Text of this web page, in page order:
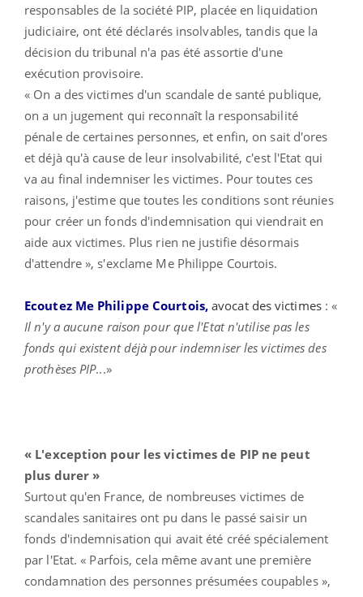
responsables de la société PIP, placée en liquidation
judiciaire, ont été déclarés insolvables, tandis que la
décision du tribunal n'a pas été assortie d'une
exécution provisoire.
« On a des victimes d'un scandale de santé publique,
on a un jugement qui reconnaît la responsabilité
pénale de certaines personnes, et enfin, on sait d'ores
et déjà qu'à cause de leur insolvabilité, c'est l'Etat qui
va au final indemniser les victimes. Pour toutes ces
raisons, j'estime que toutes les conditions sont réunies
pour créer un fonds d'indemnisation qui viendrait en
aide aux victimes. Plus rien ne justifie désormais
d'attendre », s'exclame Me Philippe Courtois.
Ecoutez Me Philippe Courtois, avocat des victimes: «
Il n'y a aucune raison pour que l'Etat n'utilise pas les
fonds qui existent déjà pour indemniser les victimes des
prothèses PIP...»
« L'exception pour les victimes de PIP ne peut
plus durer »
Surtout qu'en France, de nombreuses victimes de
scandales sanitaires ont pu dans le passé saisir un
fonds d'indemnisation qui avait été créé spécialement
par l'Etat. « Parfois, cela même avant une première
condamnation des personnes présumées coupables »,